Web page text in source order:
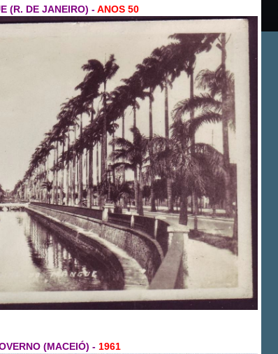
(R. DE JANEIRO) -ANOS 50
(MACEIÓ) - 1961